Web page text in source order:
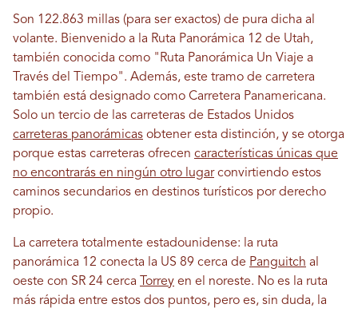
Son 122.863 millas (para ser exactos) de pura dicha al
volante. Bienvenido a la Ruta Panorámica 12 de Utah,
también conocida como "Ruta Panorámica Un Viaje a
Través del Tiempo". Además, este tramo de carretera
también está designado como Carretera Panamericana.
Solo un tercio de las carreteras de Estados Unidos
carreteras panorámicas obtener esta distinción, y se otorga
porque estas carreteras ofrecen características únicas que
no encontrarás en ningún otro lugarconvirtiendo estos
caminos secundarios en destinos turísticos por derecho
propio.
La carretera totalmente estadounidense: la ruta
panorámica 12 conecta la US 89 cerca de Panguitch al
oeste con SR 24 cerca
Torrey en el noreste. No es la ruta
más rápida entre estos dos puntos, pero es, sin duda, la